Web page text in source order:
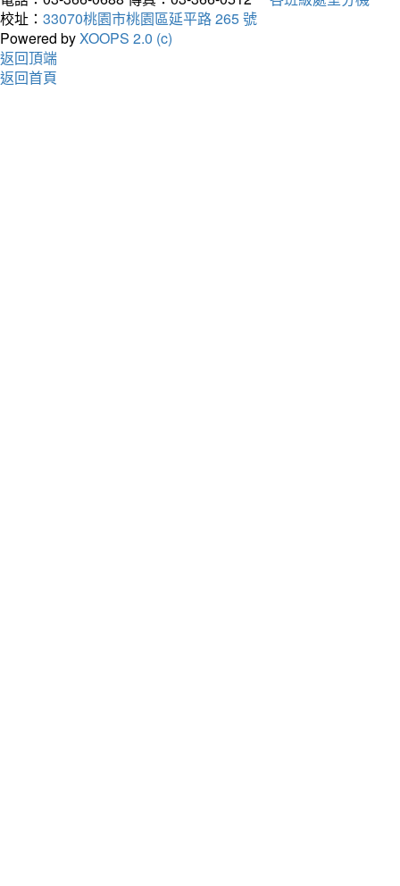
校址： 33070桃園市桃園區延平路 265 號
Powered byXOOPS 2.0 (c)
返回頂端
返回首頁